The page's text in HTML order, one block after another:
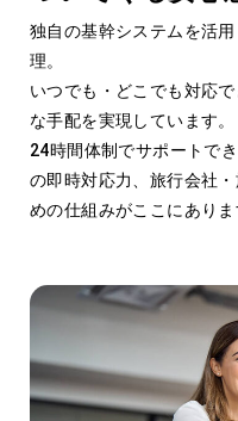
独自の基幹システムを活
理。
いつでも・どこでも対応
な手配を実現しています。
24時間体制でサポートで
の即時対応力、旅行会社
めの仕組みがここにありま